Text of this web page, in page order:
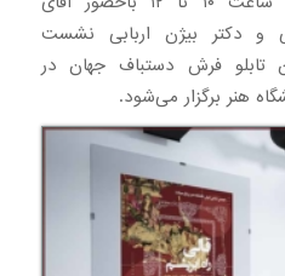
و دکتر بیژن اربابی نشست
تابلو فرش دستباف جهان در
هنر برگزار می‌شود.